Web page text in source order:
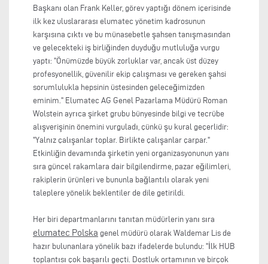
Başkanı olan Frank Keller, görev yaptığı dönem içerisinde
ilk kez uluslararası elumatec yönetim kadrosunun
karşısına çıktı ve bu münasebetle şahsen tanışmasından
ve gelecekteki iş birliğinden duyduğu mutluluğa vurgu
yaptı: "Önümüzde büyük zorluklar var, ancak üst düzey
profesyonellik, güvenilir ekip çalışması ve gereken şahsi
sorumlulukla hepsinin üstesinden geleceğimizden
eminim." Elumatec AG Genel Pazarlama Müdürü Roman
Wolstein ayrıca şirket grubu bünyesinde bilgi ve tecrübe
alışverişinin önemini vurguladı, çünkü şu kural geçerlidir:
"Yalnız çalışanlar toplar. Birlikte çalışanlar çarpar."
Etkinliğin devamında şirketin yeni organizasyonunun yanı
sıra güncel rakamlara dair bilgilendirme, pazar eğilimleri,
rakiplerin ürünleri ve bununla bağlantılı olarak yeni
taleplere yönelik beklentiler de dile getirildi.
Her biri departmanlarını tanıtan müdürlerin yanı sıra
elumatec Polska genel müdürü olarak Waldemar Lis de
hazır bulunanlara yönelik bazı ifadelerde bulundu: "İlk HUB
toplantısı çok başarılı geçti. Dostluk ortamının ve birçok